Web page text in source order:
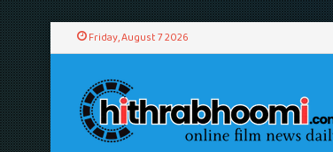
Friday, August 7 2026